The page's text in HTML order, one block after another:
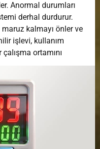
Anormal durumları
derhal durdurur.
maruz kalmayı önler ve
işlevi, kullanım
ortamını